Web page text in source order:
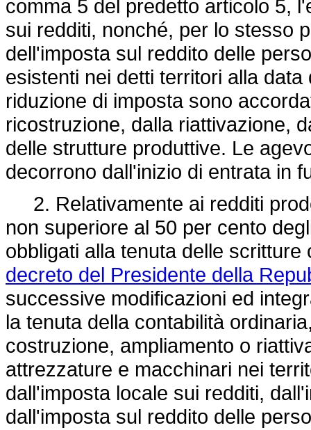
comma 5 del predetto articolo 5,
sui redditi, nonché, per lo stesso
dell'imposta sul reddito delle
esistenti nei detti territori alla
riduzione di imposta sono
ricostruzione, dalla riattivazione,
delle strutture produttive. Le
decorrono dall'inizio di entrata in
2. Relativamente ai redditi
non superiore al 50 per cento
obbligati alla tenuta delle
decreto del Presidente della
successive modificazioni ed
la tenuta della contabilità
costruzione, ampliamento o
attrezzature e macchinari nei
dall'imposta locale sui redditi,
dall'imposta sul reddito delle